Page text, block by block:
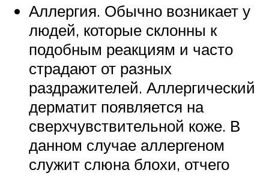
Аллергия. Обычно возникает у
людей, которые склонны к
подобным реакциям и часто
страдают от разных
раздражителей. Аллергический
дерматит появляется на
сверхчувствительной коже. В
данном случае аллергеном
служит слюна блохи, отчего